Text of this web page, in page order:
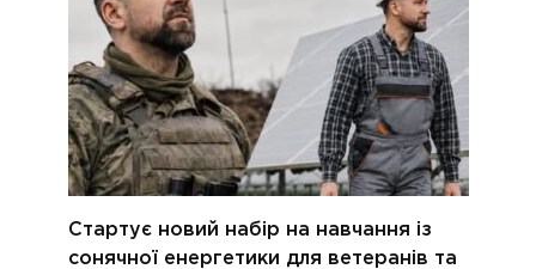
Стартує новий набір на навчання із
сонячної енергетики для ветеранів та